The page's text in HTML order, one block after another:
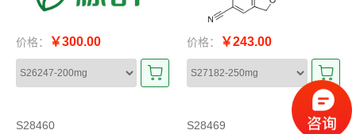
价格： ￥300.00 价格： ￥243.00
S28460
S28469